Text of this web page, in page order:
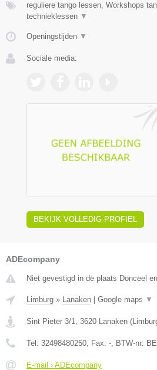
reguliere tango lessen, Workshops
technieklessen ▼
Openingstijden ▼
Sociale media:
BEKIJK VOLLEDIG PROFIEL
ADEcompany
Niet gevestigd in de plaats Donceel
Limburg » Lanaken Google maps ▼
Sint Pieter 3/1 3620 Lanaken (
Tel: 32498480250 , Fax: - , BTW-nr:
E-mail › ADEcompany